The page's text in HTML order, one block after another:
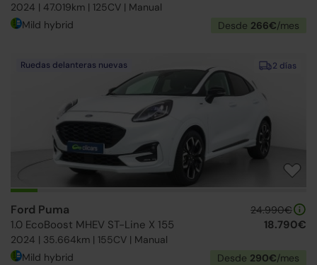
2024 | 47.019km | 125CV | Manual
Mild hybrid Desde 266€/mes
2 días
Ruedas delanteras nuevas
Ford Puma
1.0 EcoBoost MHEV ST-Line X 155
2024 | 35.664km | 155CV | Manual
24.990€
18.790€
Mild hybrid Desde 290€/mes